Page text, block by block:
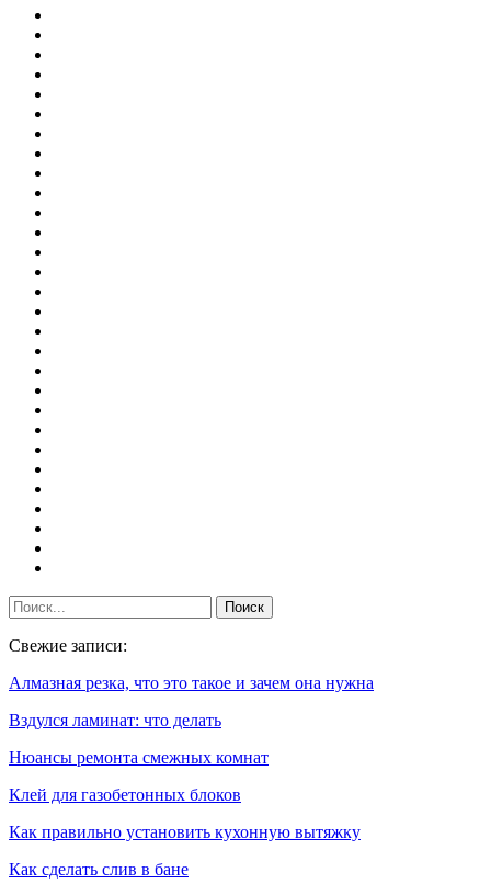
Свежие записи:
Алмазная резка, что это такое и зачем она нужна
Вздулся ламинат: что делать
Нюансы ремонта смежных комнат
Клей для газобетонных блоков
Как правильно установить кухонную вытяжку
Как сделать слив в бане